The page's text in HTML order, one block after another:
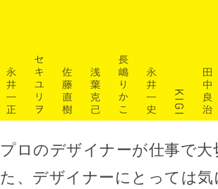
プロのデザイナーが仕事で
た、デザイナーにとっては